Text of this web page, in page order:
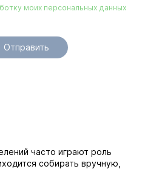
моих персональных данных
Отправить
часто играют роль
собирать вручную,